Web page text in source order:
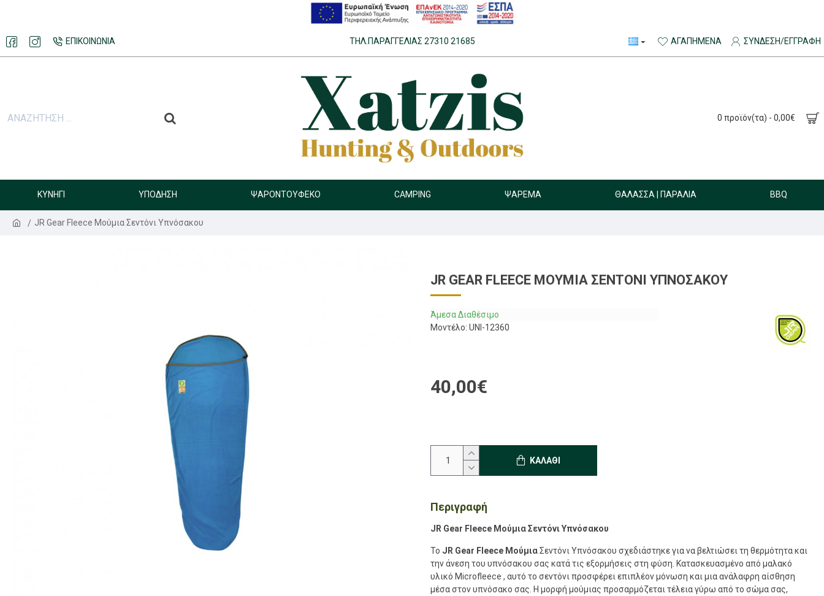
ΕΠΙΚΟΙΝΩΝΊΑ ΤΗΛ.ΠΑΡΑΓΓΕΛΊΑΣ 27310 21685 ΑΓΑΠΗΜΈΝΑ ΣΎΝΔΕΣΗ/ΕΓΓΡΑΦΉ
0 προϊόν(τα) - 0,00€
ΚΥΝΉΓΙ ΥΠΌΔΗΣΗ ΨΑΡΟΝΤΟΎΦΕΚΟ CAMPING ΨΆΡΕΜΑ ΘΆΛΑΣΣΑ | ΠΑΡΑΛΊΑ BBQ
JR Gear Fleece Μούμια Σεντόνι Υπνόσακου
JR GEAR FLEECE ΜΟΎΜΙΑ ΣΕΝΤΌΝΙ ΥΠΝΌΣΑΚΟΥ
Άμεσα Διαθέσιμο
Μοντέλο: UNI-12360
40,00€
ΚΑΛΆΘΙ
Περιγραφή
JR Gear Fleece Μούμια Σεντόνι Υπνόσακου
Το JR Gear Fleece ΜούμιαΣεντόνι Υπνόσακου σχεδιάστηκε για να βελτιώσει τη θερμότητα και
την άνεση του υπνόσακου σας κατά τις εξορμήσεις στη φύση. Κατασκευασμένο από μαλακό
υλικό Microfleece , αυτό το σεντόνι προσφέρει επιπλέον μόνωση και μια ανάλαφρη αίσθηση
μέσα στον υπνόσακο σας. Η μορφή μούμιας προσαρμόζεται τέλεια γύρω από το σώμα σας,